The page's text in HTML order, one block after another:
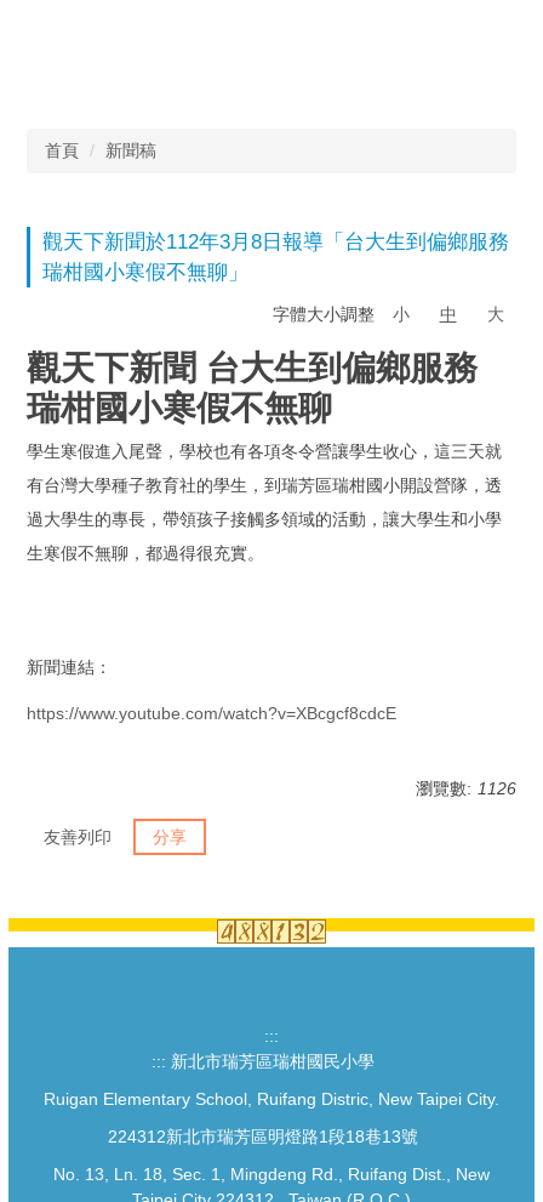
首頁 新聞稿
觀天下新聞於112年3月8日報導「台大生到偏鄉服務
瑞柑國小寒假不無聊」
字體大小調整 小 中 大
觀天下新聞 台大生到偏鄉服務
瑞柑國小寒假不無聊
學生寒假進入尾聲，學校也有各項冬令營讓學生收心，這三天就
有台灣大學種子教育社的學生，到瑞芳區瑞柑國小開設營隊，透
過大學生的專長，帶領孩子接觸多領域的活動，讓大學生和小學
生寒假不無聊，都過得很充實。
新聞連結：
https://www.youtube.com/watch?v=XBcgcf8cdcE
瀏覽數: 1126
友善列印 分享
:::
::: 新北市瑞芳區瑞柑國民小學
Ruigan Elementary School, Ruifang Distric, New Taipei City.
224312新北市瑞芳區明燈路1段18巷13號
No. 13, Ln. 18, Sec. 1, Mingdeng Rd., Ruifang Dist., New